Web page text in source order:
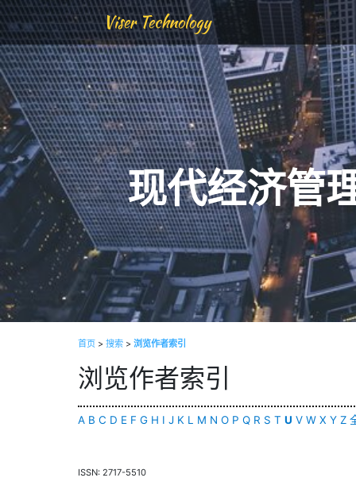
Viser Technology
现代经济管
首页 > 搜索 > 浏览作者索引
浏览作者索引
A B C D E F G H I J K L M N O P Q R S T U V W X Y Z
ISSN: 2717-5510